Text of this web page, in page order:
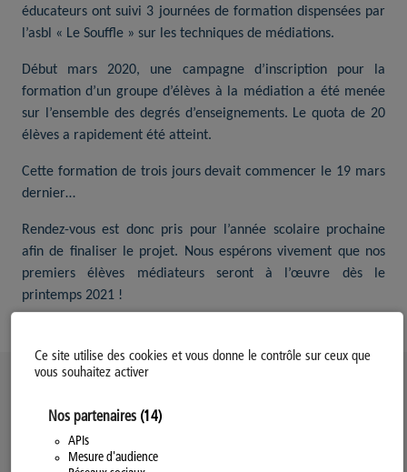
Ce site utilise des cookies et vous donne le contrôle sur ceux que
vous souhaitez activer
Nos partenaires (14)
APIs
Mesure d'audience
éducateurs ont suivi 3 journées de formation dispensées par
l’asbl « Le Souffle » sur les techniques de médiations.
Début mars 2020, une campagne d’inscription pour la
formation d’un groupe d’élèves à la médiation a été menée
sur l’ensemble des degrés d’enseignements. Le quota de 20
élèves a rapidement été atteint.
Cette formation de trois jours devait commencer le 19 mars
dernier…
Rendez-vous est donc pris pour l’année scolaire prochaine
afin de finaliser le projet. Nous espérons vivement que nos
premiers élèves médiateurs seront à l’œuvre dès le
printemps 2021 !
Modifiez votre consentement
Politique Générale de Confidentialité